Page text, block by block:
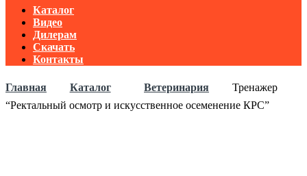
Каталог
Видео
Дилерам
Скачать
Контакты
Главная Каталог Ветеринария
Тренажер
“Ректальный осмотр и искусственное осеменение КРС”